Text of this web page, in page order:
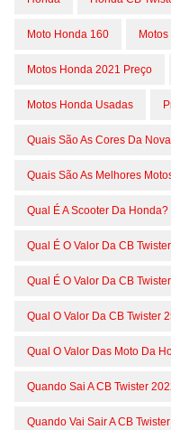
Moto Honda 160
Motos Honda 2021 Preço
Motos Honda Usadas
Quais São As Cores Da
Quais São As Melhores
Qual É A Scooter Da Honda?
Qual É O Valor Da CB
Qual É O Valor Da CB
Qual O Valor Da CB Twister
Qual O Valor Das Moto Da
Quando Sai A CB Twister
Quando Vai Sair A CB